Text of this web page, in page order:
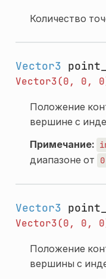
Количество
Vector3
Vector3(0, 0,
Положение
вершине с
Примечание:
диапазоне от
0
Vector3
Vector3(0, 0,
Положение
вершины с